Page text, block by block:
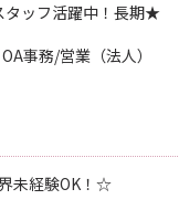
タッフ活躍中！長期★
事務/営業（法人）
未経験OK！☆